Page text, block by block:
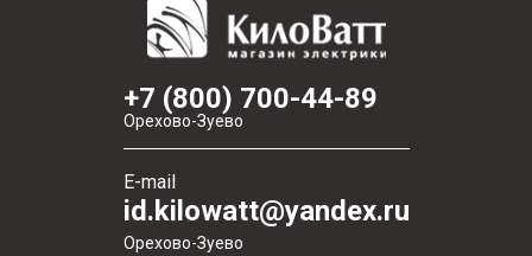
+7 (800) 700-44-89
Орехово-Зуево
E-mail
id.kilowatt@yandex.ru
Орехово-Зуево